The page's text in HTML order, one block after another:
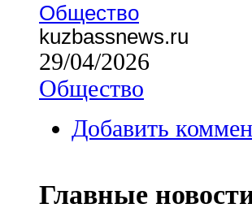
Общество
kuzbassnews.ru
29/04/2026
Общество
Добавить
Главные